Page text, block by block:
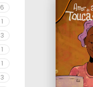
6
1
3
1
1
3